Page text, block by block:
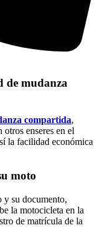
de mudanza
compartida,
otros enseres en el
la facilidad económica
moto
y su documento,
la motocicleta en la
de matrícula de la